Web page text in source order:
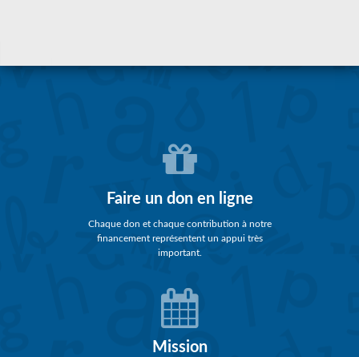
Faire un don en ligne
Chaque don et chaque contribution à notre
financement représentent un appui très
important.
Mission